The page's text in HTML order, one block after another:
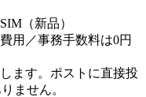
（新品）
用／事務手数料は0円
ます。ポストに直接投
ません。